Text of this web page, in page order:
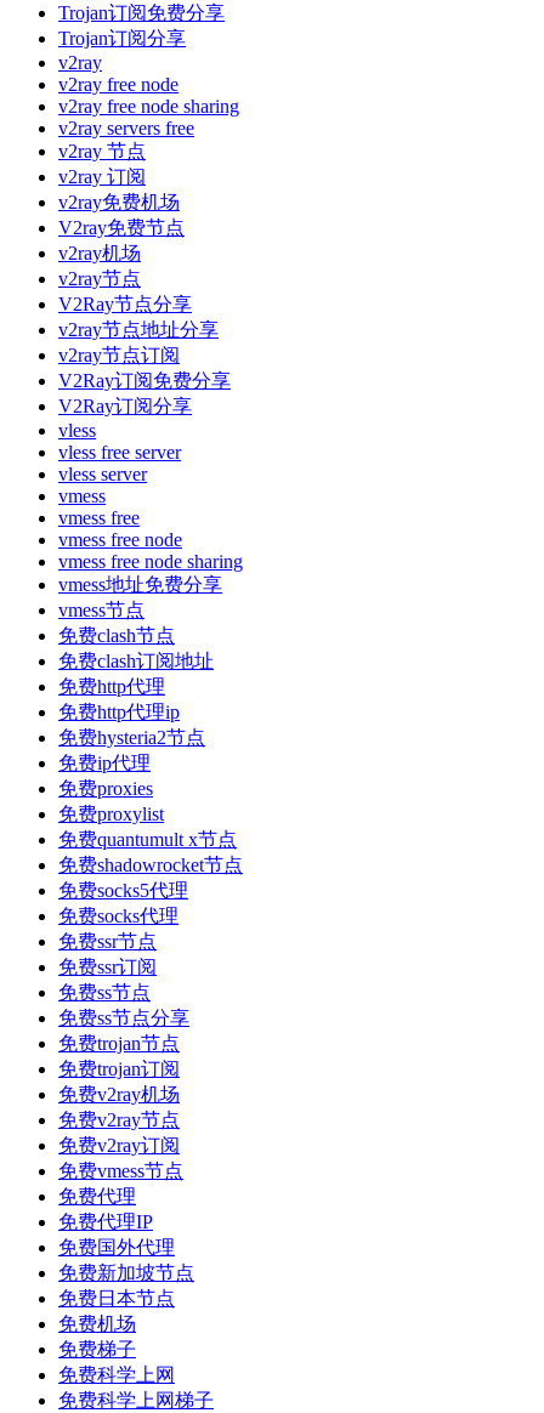
Trojan订阅免费分享
Trojan订阅分享
v2ray
v2ray free node
v2ray free node sharing
v2ray servers free
v2ray 节点
v2ray 订阅
v2ray免费机场
V2ray免费节点
v2ray机场
v2ray节点
V2Ray节点分享
v2ray节点地址分享
v2ray节点订阅
V2Ray订阅免费分享
V2Ray订阅分享
vless
vless free server
vless server
vmess
vmess free
vmess free node
vmess free node sharing
vmess地址免费分享
vmess节点
免费clash节点
免费clash订阅地址
免费http代理
免费http代理ip
免费hysteria2节点
免费ip代理
免费proxies
免费proxylist
免费quantumult x节点
免费shadowrocket节点
免费socks5代理
免费socks代理
免费ssr节点
免费ssr订阅
免费ss节点
免费ss节点分享
免费trojan节点
免费trojan订阅
免费v2ray机场
免费v2ray节点
免费v2ray订阅
免费vmess节点
免费代理
免费代理IP
免费国外代理
免费新加坡节点
免费日本节点
免费机场
免费梯子
免费科学上网
免费科学上网梯子